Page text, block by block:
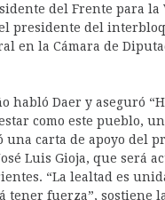
del Frente para la
presidente del
en la Cámara de
habló Daer y aseguró
como este pueblo,
una carta de apoyo del
Luis Gioja, que será
“La lealtad es
tener fuerza”, sostiene